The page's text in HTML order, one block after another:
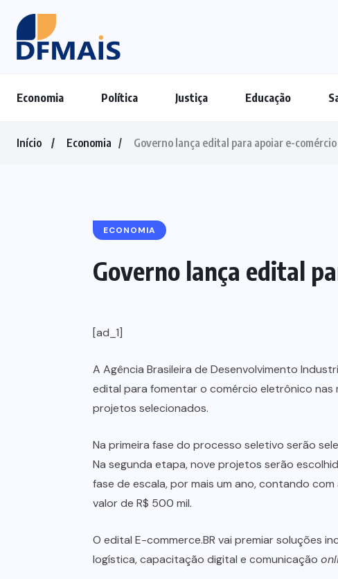
Economia Política Justiça Educação
Início Economia Governo lança edital para apoiar e-
ECONOMIA
Governo lança edital
[ad_1]
A Agência Brasileira de Desenvolvimento
edital para fomentar o comércio eletrônico nas
projetos selecionados.
Na primeira fase do processo seletivo serão
Na segunda etapa, nove projetos serão
fase de escala, por mais um ano, contando
valor de R$ 500 mil.
O edital E-commerce.BR vai premiar soluções
logística, capacitação digital e comunicação